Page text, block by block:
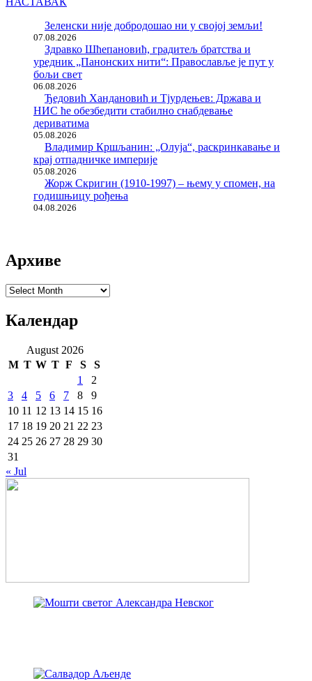
Зеленски није добродошао ни у својој земљи!
07.08.2026
Здравко Шћепановић, градитељ братства и
уредник „Панонских нити“: Православље је пут у
бољи свет
06.08.2026
Ђедовић Хандановић и Тјурдењев: Држава и
НИС ће обезбедити стабилно снабдевање
дериватима
05.08.2026
Владимир Кршљанин: „Олуја“, раскринкавање и
крај отпадничке империје
05.08.2026
Жорж Скригин (1910-1997) – њему у спомен, на
годишњицу рођења
04.08.2026
Архиве
Архиве
Календар
August 2026
M T W T F S
S
1
2
3
4 5 6 7 8
9
10 11 12 13 14 15 16
17 18 19 20 21 22 23
24 25 26 27 28 29 30
31
« Jul